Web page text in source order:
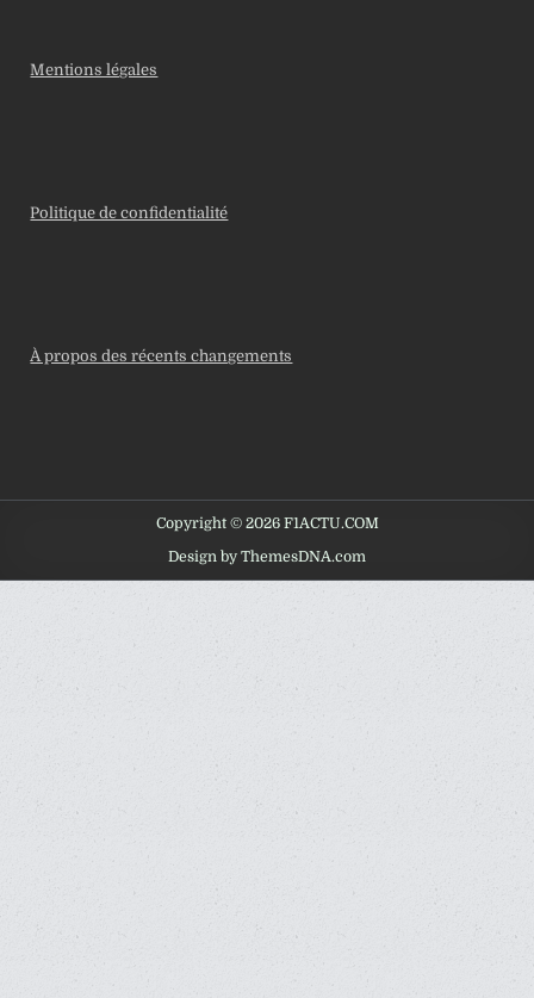
Mentions légales
Politique de confidentialité
À propos des récents changements
Copyright © 2026 F1ACTU.COM
Design by ThemesDNA.com